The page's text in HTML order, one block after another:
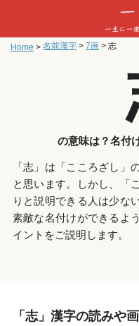
Home > 名前漢字 > 7画 > 志
の意味は？名付
「志」は「こころざし」
と思います。しかし、「
りと説明できる人は少な
素敵な名付けができるよ
イントをご説明します。
「志」漢字の読みや